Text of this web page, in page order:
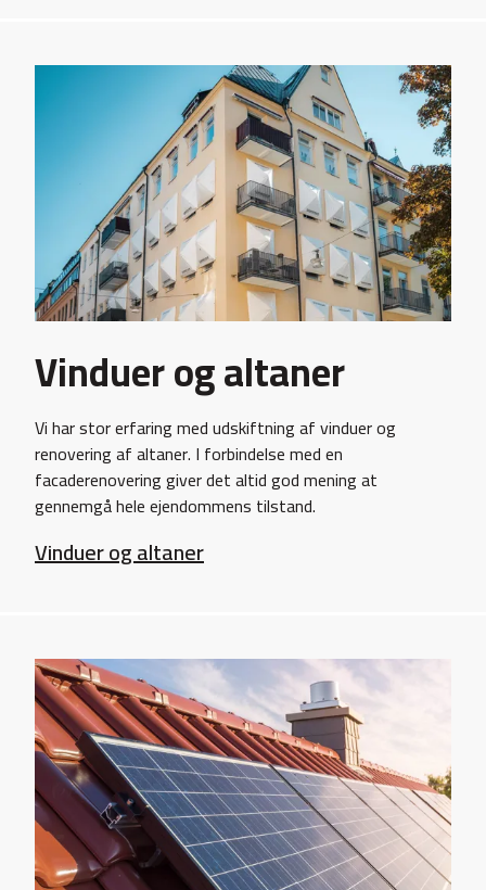
Vinduer og altaner
Vi har stor erfaring med udskiftning af vinduer og
renovering af altaner. I forbindelse med en
facaderenovering giver det altid god mening at
gennemgå hele ejendommens tilstand.
Vinduer og altaner